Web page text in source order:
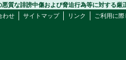
悪質な誹謗中傷および脅迫行為等に対する厳
わせ
サイトマップ リンク ご利用に際